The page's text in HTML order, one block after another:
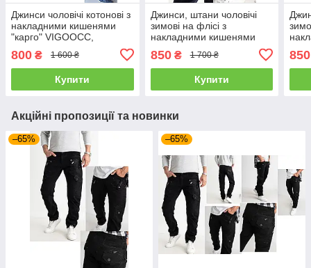
Джинси чоловічі котонові з
накладними кишенями
"карго" VIGOOCC,
800 ₴ 1 600 ₴
Купити
Джинси, штани чоловічі
зимові на флісі з
накладними кишенями
FANGSIDA, Туреччина
850₴ 1 700 ₴
Купити
850
Акційні пропозиції та новинки
–65% –65%